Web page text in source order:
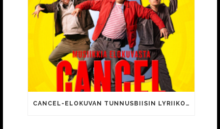
CANCEL-ELOKUVAN TUNNUSBIISIN LYRIIKOISSA TUTTUJA MEEMIHOKEMIA YOUTUBE-VIDEOILTA!